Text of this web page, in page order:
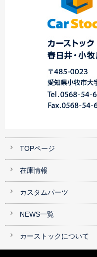
TOPページ
在庫情報
カスタムパーツ
NEWS一覧
カーストックについて